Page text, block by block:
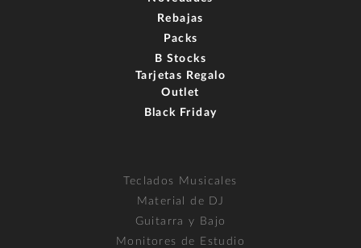
Rebajas
Packs
B Stocks
Tarjetas Regalo
Outlet
Black Friday
Teclados Musicales
Material de DJ
Guitarra y Bajo
Monitores de Estudio